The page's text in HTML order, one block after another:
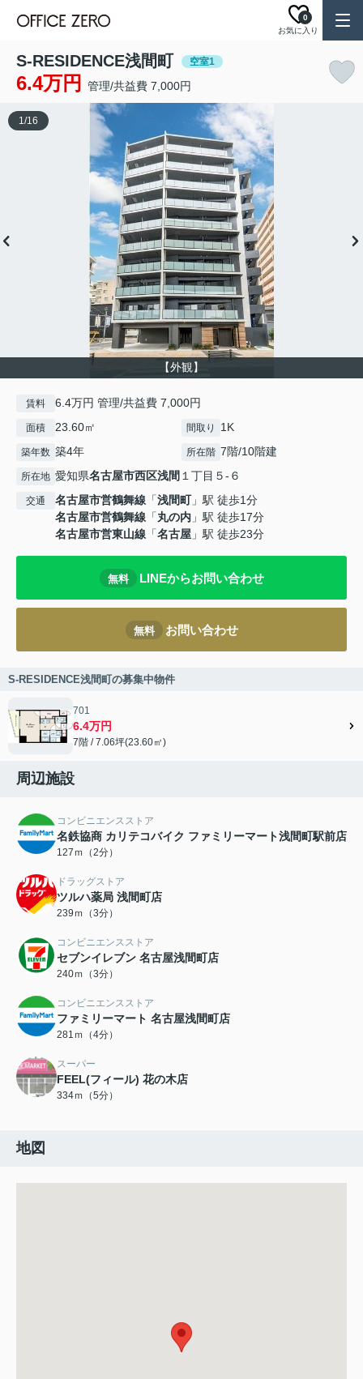
お気に入り
0
S-RESIDENCE浅間町 空室1
6.4万円 管理/共益費 7,000円
【外観】
1/16
賃料 6.4万円 管理/共益費 7,000円
面積 23.60㎡ 間取り 1K
築年数 築4年 所在階 7階/10階建
所在地 愛知県名古屋市西区浅間 １丁目５-６
交通 名古屋市営鶴舞線 「浅間町」駅 徒歩1分
名古屋市営鶴舞線 「丸の内 」駅 徒歩17分
名古屋市営東山線 「名古屋 」駅 徒歩23分
無料 LINEからお問い合わせ
無料 お問い合わせ
S-RESIDENCE浅間町の募集中物件
701
6.4万円
7階 / 7.06坪(23.60㎡)
周辺施設
コンビニエンスストア
名鉄協商 カリテコバイク ファミリーマート浅間町駅前店
127ｍ（2分）
ドラッグストア
ツルハ薬局 浅間町店
239ｍ（3分）
コンビニエンスストア
セブンイレブン 名古屋浅間町店
240ｍ（3分）
コンビニエンスストア
ファミリーマート 名古屋浅間町店
281ｍ（4分）
スーパー
FEEL(フィール) 花の木店
334ｍ（5分）
地図